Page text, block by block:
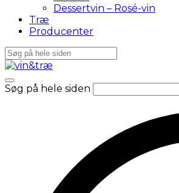
Dessertvin – Rosé-vin
Træ
Producenter
Søg på hele siden